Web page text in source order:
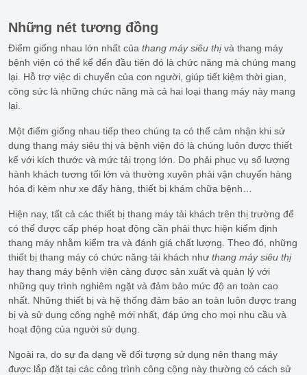
Những nét tương đồng
Điểm giống nhau lớn nhất của thang máy siêu thịvà thang máy
bệnh viện có thể kể đến đầu tiên đó là chức năng mà chúng mang
lại. Hỗ trợ việc di chuyển của con người, giúp tiết kiệm thời gian,
công sức là những chức năng mà cả hai loại thang máy này mang
lại.
Một điểm giống nhau tiếp theo chúng ta có thể cảm nhận khi sử
dụng thang máy siêu thị và bệnh viện đó là chúng luôn được thiết
kế với kích thước và mức tải trọng lớn. Do phải phục vụ số lượng
hành khách tương tối lớn và thường xuyên phải vận chuyển hàng
hóa đi kèm như xe đẩy hàng, thiết bị khám chữa bệnh…
Hiện nay, tất cả các thiết bị thang máy tải khách trên thị trường để
có thể được cấp phép hoạt động cần phải thực hiện kiểm định
thang máy nhằm kiểm tra và đánh giá chất lượng. Theo đó, những
thiết bị thang máy có chức năng tải khách như thang máy siêu thị
hay thang máy bệnh viện càng được sản xuất và quản lý với
những quy trình nghiêm ngặt và đảm bảo mức độ an toàn cao
nhất. Những thiết bị và hệ thống đảm bảo an toàn luôn được trang
bị và sử dụng công nghệ mới nhất, đáp ứng cho mọi nhu cầu và
hoạt động của người sử dụng.
Ngoài ra, do sự đa dạng về đối tượng sử dụng nên thang máy
được lắp đặt tại các công trình công cộng này thường có cách sử